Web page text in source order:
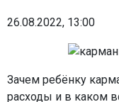
26.08.2022, 13:00
Зачем ребёнку
расходы и в каком